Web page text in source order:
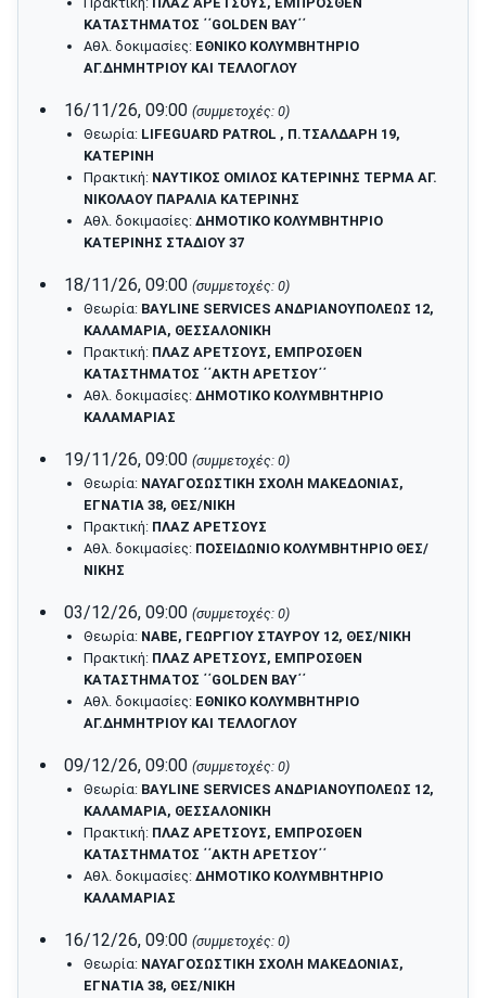
ΚΑΤΑΣΤΗΜΑΤΟΣ ΄΄GOLDEN BAY΄΄
Αθλ. δοκιμασίες: ΕΘΝΙΚΟ ΚΟΛΥΜΒΗΤΗΡΙΟ
ΑΓ.ΔΗΜΗΤΡΙΟΥ ΚΑΙ ΤΕΛΛΟΓΛΟΥ
16/11/26, 09:00 (συμμετοχές: 0)
Θεωρία: LIFEGUARD PATROL , Π.ΤΣΑΛΔΑΡΗ 19,
ΚΑΤΕΡΙΝΗ
Πρακτική: ΝΑΥΤΙΚΟΣ ΟΜΙΛΟΣ ΚΑΤΕΡΙΝΗΣ ΤΕΡΜΑ ΑΓ.
ΝΙΚΟΛΑΟΥ ΠΑΡΑΛΙΑ ΚΑΤΕΡΙΝΗΣ
Αθλ. δοκιμασίες: ΔΗΜΟΤΙΚΟ ΚΟΛΥΜΒΗΤΗΡΙΟ
ΚΑΤΕΡΙΝΗΣ ΣΤΑΔΙΟΥ 37
18/11/26, 09:00 (συμμετοχές: 0)
Θεωρία: ΒΑYLINE SERVICES ΑΝΔΡΙΑΝΟΥΠΟΛΕΩΣ 12,
ΚΑΛΑΜΑΡΙΑ, ΘΕΣΣΑΛΟΝΙΚΗ
Πρακτική: ΠΛΑΖ ΑΡΕΤΣΟΥΣ, ΕΜΠΡΟΣΘΕΝ
ΚΑΤΑΣΤΗΜΑΤΟΣ ΄΄ΑΚΤΗ ΑΡΕΤΣΟΥ΄΄
Αθλ. δοκιμασίες: ΔΗΜΟΤΙΚΟ ΚΟΛΥΜΒΗΤΗΡΙΟ
ΚΑΛΑΜΑΡΙΑΣ
19/11/26, 09:00 (συμμετοχές: 0)
Θεωρία: ΝΑΥΑΓΟΣΩΣΤΙΚΗ ΣΧΟΛΗ ΜΑΚΕΔΟΝΙΑΣ,
ΕΓΝΑΤΙΑ 38, ΘΕΣ/ΝΙΚΗ
Πρακτική: ΠΛΑΖ ΑΡΕΤΣΟΥΣ
Αθλ. δοκιμασίες: ΠΟΣΕΙΔΩΝΙΟ ΚΟΛΥΜΒΗΤΗΡΙΟ ΘΕΣ/
ΝΙΚΗΣ
03/12/26, 09:00 (συμμετοχές: 0)
Θεωρία: ΝΑΒΕ, ΓΕΩΡΓΙΟΥ ΣΤΑΥΡΟΥ 12, ΘΕΣ/ΝΙΚΗ
Πρακτική: ΠΛΑΖ ΑΡΕΤΣΟΥΣ, ΕΜΠΡΟΣΘΕΝ
ΚΑΤΑΣΤΗΜΑΤΟΣ ΄΄GOLDEN BAY΄΄
Αθλ. δοκιμασίες: ΕΘΝΙΚΟ ΚΟΛΥΜΒΗΤΗΡΙΟ
ΑΓ.ΔΗΜΗΤΡΙΟΥ ΚΑΙ ΤΕΛΛΟΓΛΟΥ
09/12/26, 09:00 (συμμετοχές: 0)
Θεωρία: ΒΑYLINE SERVICES ΑΝΔΡΙΑΝΟΥΠΟΛΕΩΣ 12,
ΚΑΛΑΜΑΡΙΑ, ΘΕΣΣΑΛΟΝΙΚΗ
Πρακτική: ΠΛΑΖ ΑΡΕΤΣΟΥΣ, ΕΜΠΡΟΣΘΕΝ
ΚΑΤΑΣΤΗΜΑΤΟΣ ΄΄ΑΚΤΗ ΑΡΕΤΣΟΥ΄΄
Αθλ. δοκιμασίες: ΔΗΜΟΤΙΚΟ ΚΟΛΥΜΒΗΤΗΡΙΟ
ΚΑΛΑΜΑΡΙΑΣ
16/12/26, 09:00 (συμμετοχές: 0)
Θεωρία: ΝΑΥΑΓΟΣΩΣΤΙΚΗ ΣΧΟΛΗ ΜΑΚΕΔΟΝΙΑΣ,
ΕΓΝΑΤΙΑ 38, ΘΕΣ/ΝΙΚΗ